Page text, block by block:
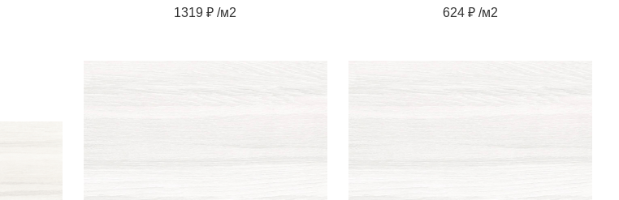
1319 ₽ /м2 624 ₽ /м2